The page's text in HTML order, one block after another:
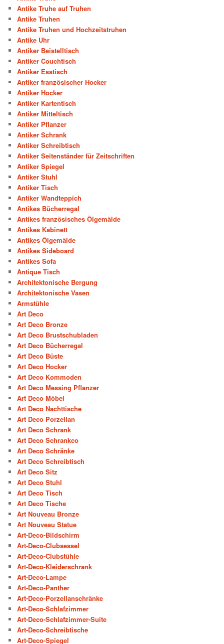
Antike Truhe auf Truhen
Antike Truhen
Antike Truhen und Hochzeitstruhen
Antike Uhr
Antiker Beistelltisch
Antiker Couchtisch
Antiker Esstisch
Antiker französischer Hocker
Antiker Hocker
Antiker Kartentisch
Antiker Mitteltisch
Antiker Pflanzer
Antiker Schrank
Antiker Schreibtisch
Antiker Seitenständer für Zeitschriften
Antiker Spiegel
Antiker Stuhl
Antiker Tisch
Antiker Wandteppich
Antikes Bücherregal
Antikes französisches Ölgemälde
Antikes Kabinett
Antikes Ölgemälde
Antikes Sideboard
Antikes Sofa
Antique Tisch
Architektonische Bergung
Architektonische Vasen
Armstühle
Art Deco
Art Deco Bronze
Art Deco Brustschubladen
Art Deco Bücherregal
Art Deco Büste
Art Deco Hocker
Art Deco Kommoden
Art Deco Messing Pflanzer
Art Deco Möbel
Art Deco Nachttische
Art Deco Porzellan
Art Deco Schrank
Art Deco Schrankco
Art Deco Schränke
Art Deco Schreibtisch
Art Deco Sitz
Art Deco Stuhl
Art Deco Tisch
Art Deco Tische
Art Nouveau Bronze
Art Nouveau Statue
Art-Deco-Bildschirm
Art-Deco-Clubsessel
Art-Deco-Clubstühle
Art-Deco-Kleiderschrank
Art-Deco-Lampe
Art-Deco-Panther
Art-Deco-Porzellanschränke
Art-Deco-Schlafzimmer
Art-Deco-Schlafzimmer-Suite
Art-Deco-Schreibtische
Art-Deco-Spiegel